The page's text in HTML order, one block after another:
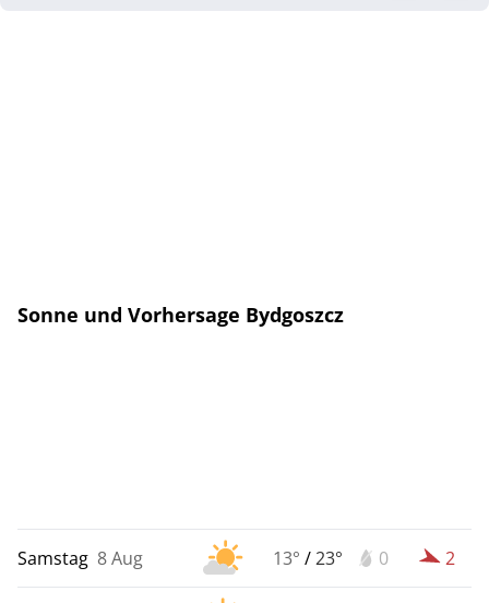
Sonne und Vorhersage Bydgoszcz
Samstag 8 Aug 13° /23° 0 2